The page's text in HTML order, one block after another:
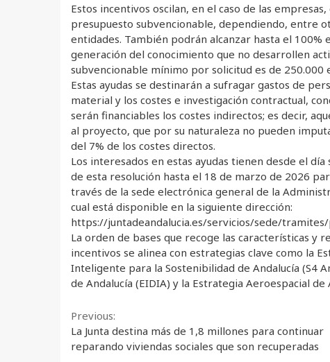
Estos incentivos oscilan, en el caso de las
presupuesto subvencionable, dependiendo, entre
entidades. También podrán alcanzar hasta el 100%
generación del conocimiento que no desarrollen
subvencionable mínimo por solicitud es de 250.000
Estas ayudas se destinarán a sufragar gastos de
material y los costes e investigación contractual,
serán financiables los costes indirectos; es decir,
al proyecto, que por su naturaleza no pueden
del 7% de los costes directos.
Los interesados en estas ayudas tienen desde el día
de esta resolución hasta el 18 de marzo de 2026
través de la sede electrónica general de la
cual está disponible en la siguiente dirección:
https://juntadeandalucia.es/servicios/sede/
La orden de bases que recoge las características y
incentivos se alinea con estrategias clave como la
Inteligente para la Sostenibilidad de Andalucía (S4
de Andalucía (EIDIA) y la Estrategia Aeroespacial de
Continue
Reading
Previous:
La Junta destina más de 1,8 millones para continuar
reparando viviendas sociales que son recuperadas